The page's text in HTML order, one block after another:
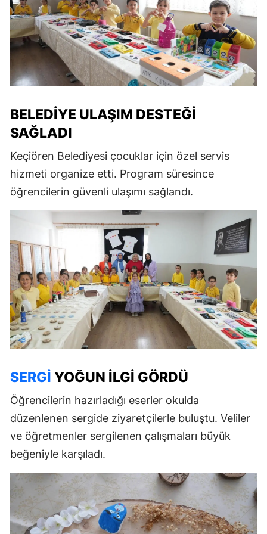
BELEDIYE ULAŞIM DESTEĞI
SAĞLADI
Keçiören Belediyesi çocuklar için özel servis
hizmeti organize etti. Program süresince
öğrencilerin güvenli ulaşımı sağlandı.
SERGI YOĞUN İLGI GÖRDÜ
Öğrencilerin hazırladığı eserler okulda
düzenlenen sergide ziyaretçilerle buluştu. Veliler
ve öğretmenler sergilenen çalışmaları büyük
beğeniyle karşıladı.